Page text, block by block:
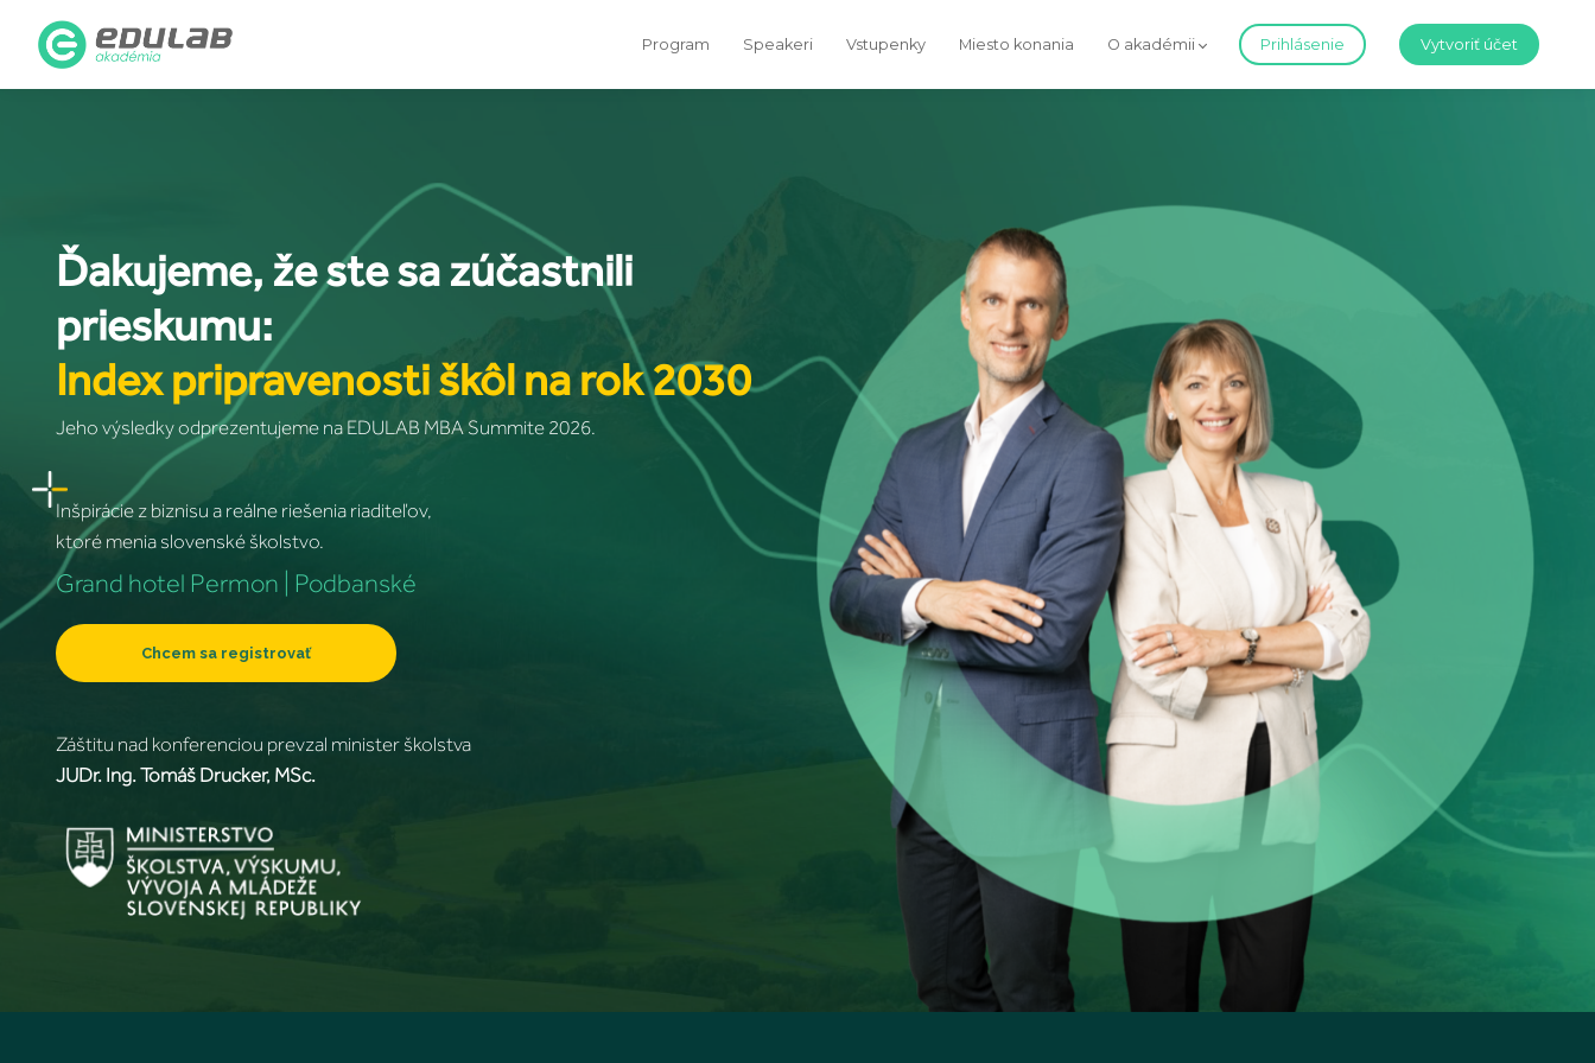
Program Speakeri Vstupenky Miesto konania O akadémii Prihlásenie Vytvoriť účet
Ďakujeme, že ste sa zúčastnili
prieskumu:
Index pripravenosti škôl na rok 2030
Jeho výsledky odprezentujeme na EDULAB MBA Summite 2026.
Inšpirácie z biznisu a reálne riešenia riaditeľov,
ktoré menia slovenské školstvo.
Grand hotel Permon | Podbanské
Chcem sa registrovať
Záštitu nad konferenciou prevzal minister školstva
JUDr. Ing. Tomáš Drucker, MSc.